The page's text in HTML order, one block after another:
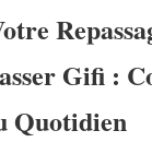
Gifi :
Quotidien